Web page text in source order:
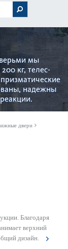
мы
кг, тел­ес­
надежны
двери
Благодаря
верхний
дизайн.